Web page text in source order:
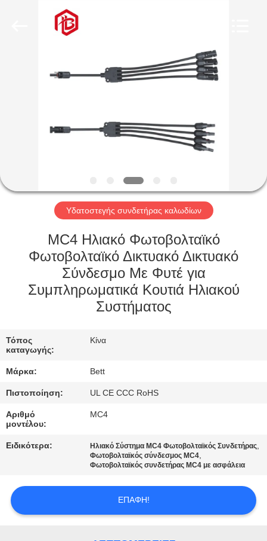
ΠΕΡΊΠΟΥ
ΓΎΡΟΣ
ΕΡΓΟΣΤΑΣΊΩΝ
ΠΟΙΟΤΙΚΌΣ
ΈΛΕΓΧΟΣ
PRIVACY
POLICY
Υδατοστεγής συνδετήρας καλωδίων
MC4 Ηλιακό Φωτοβολταϊκό
Φωτοβολταϊκό Δικτυακό Δικτυακό
Σύνδεσμο Με Φυτέ για
Συμπληρωματικά Κουτιά Ηλιακού
Συστήματος
Τόπος
καταγωγής:
Κίνα
Μάρκα: Bett
Πιστοποίηση: UL CE CCC RoHS
Αριθμό
μοντέλου:
MC4
Ειδικότερα: Ηλιακό Σύστημα MC4 Φωτοβολταϊκός Συνδετήρας,
Φωτοβολταϊκός σύνδεσμος MC4,
Φωτοβολταϊκός συνδετήρας MC4 με ασφάλεια
ΕΠΑΦΉ!